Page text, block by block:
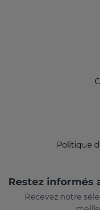
Politique
Restez informés
Recevez notre